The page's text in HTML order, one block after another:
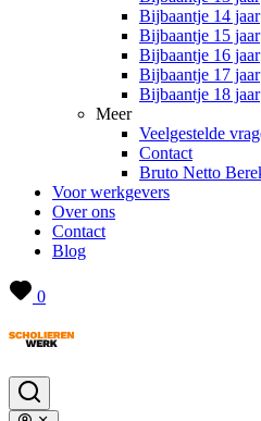
Bijbaantje 14 jaar
Bijbaantje 15 jaar
Bijbaantje 16 jaar
Bijbaantje 17 jaar
Bijbaantje 18 jaar
Meer
Veelgestelde
Contact
Bruto Netto
Voor werkgevers
Over ons
Contact
Blog
0